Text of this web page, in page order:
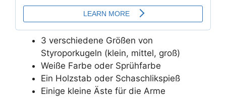
3 verschiedene Größen von
Styroporkugeln (klein, mittel, groß)
Weiße Farbe oder Sprühfarbe
Ein Holzstab oder Schaschlikspieß
Einige kleine Äste für die Arme